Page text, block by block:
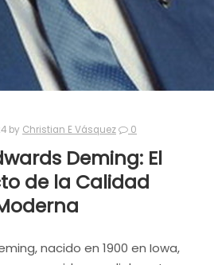
by Christian E Vásquez 0
Deming: El
de la Calidad
nacido en 1900 en Iowa,